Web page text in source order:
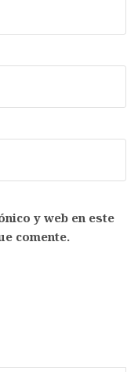
y web en este
comente.